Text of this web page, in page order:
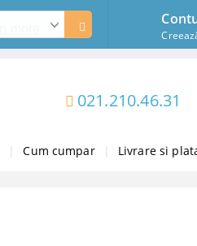
021.210.46.31
Cum cumpar Livrare si